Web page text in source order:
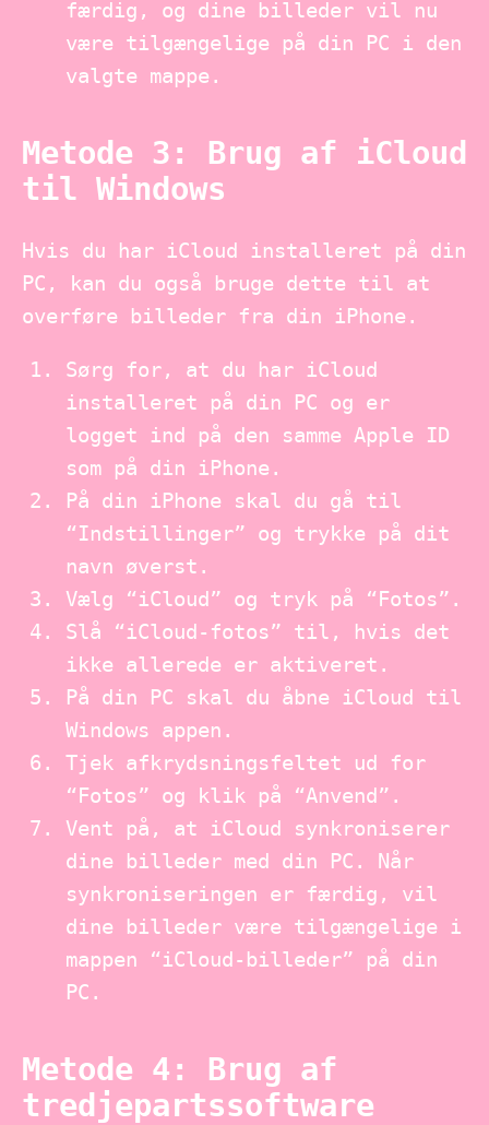
færdig, og dine billeder vil nu
være tilgængelige på din PC i den
valgte mappe.
Metode 3: Brug af iCloud
til Windows
Hvis du har iCloud installeret på din
PC, kan du også bruge dette til at
overføre billeder fra din iPhone.
Sørg for, at du har iCloud
installeret på din PC og er
logget ind på den samme Apple ID
som på din iPhone.
På din iPhone skal du gå til
“Indstillinger” og trykke på dit
navn øverst.
Vælg “iCloud” og tryk på “Fotos”.
Slå “iCloud-fotos” til, hvis det
ikke allerede er aktiveret.
På din PC skal du åbne iCloud til
Windows appen.
Tjek afkrydsningsfeltet ud for
“Fotos” og klik på “Anvend”.
Vent på, at iCloud synkroniserer
dine billeder med din PC. Når
synkroniseringen er færdig, vil
dine billeder være tilgængelige i
mappen “iCloud-billeder” på din
PC.
Metode 4: Brug af
tredjepartssoftware